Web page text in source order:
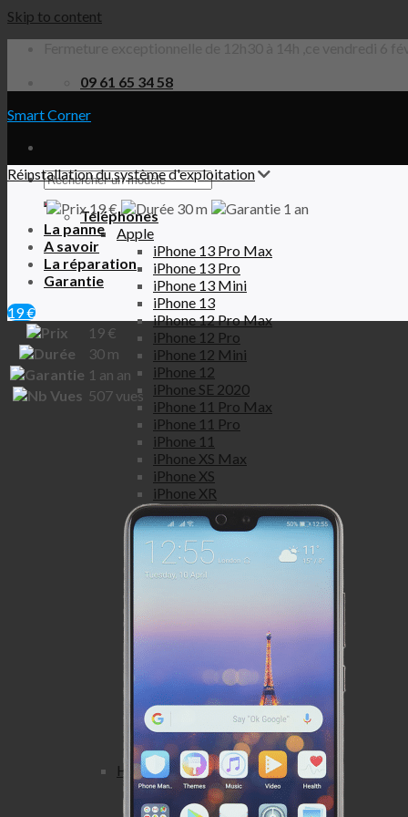
Skip to content
09 61 65 34 58
Smart Corner
Téléphones
Apple
iPhone 13 Pro Max
iPhone 13 Pro
iPhone 13 Mini
iPhone 13
iPhone 12 Pro Max
iPhone 12 Pro
iPhone 12 Mini
iPhone 12
iPhone SE 2020
iPhone 11 Pro Max
iPhone 11 Pro
iPhone 11
iPhone XS Max
iPhone XS
iPhone XR
iPhone X
iPhone 8 Plus
iPhone 8
iPhone 7 Plus
iPhone 7
iPhone 6S
iPhone 6 Plus
iPhone 5S
iPhone 5C
iPhone 5
iPhone 4S
iPhone 4
Honor
Honor view
Honor View 20
Réinstallation du système d'exploitation
19 €
30 m
1 an
La panne
A savoir
La réparation
Garantie
19 €
19 €
30 m
1 an an
507 vues